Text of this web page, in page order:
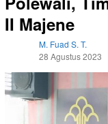
II Majene
M. Fuad S. T.
28 Agustus 2023